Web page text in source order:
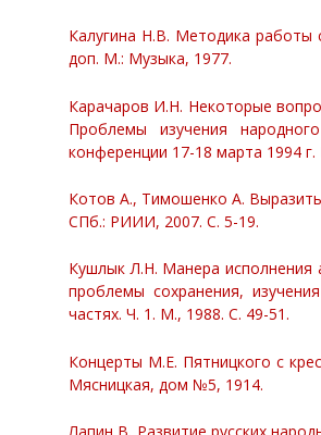
Калугина Н.В. Методика работы
доп. М.: Музыка, 1977.
Карачаров И.Н. Некоторые
Проблемы изучения
конференции 17-18 марта 1994
Котов А., Тимошенко А.
СПб.: РИИИ, 2007. С. 5-19.
Кушлык Л.Н. Манера исполнения
проблемы сохранения,
частях. Ч. 1. М., 1988. С. 49-51.
Концерты М.Е. Пятницкого с
Мясницкая, дом №5, 1914.